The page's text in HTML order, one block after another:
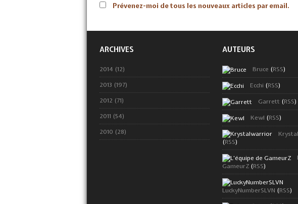
Prévenez-moi de tous les nouveaux articles par email.
ARCHIVES
2014 (12)
2013 (197)
2012 (71)
2011 (54)
2010 (28)
AUTEURS
Bruce (RSS)
Ecchi (RSS)
Garrett (RSS)
Kewl (RSS)
(RSS)
GameurZ (RSS)
LuckyNumberSLVN (RSS)